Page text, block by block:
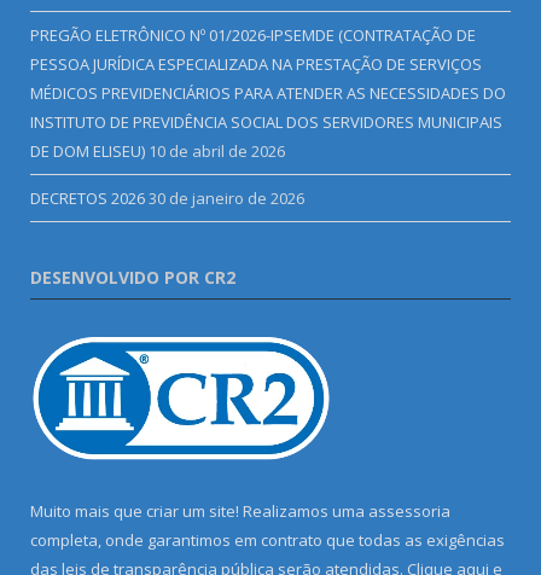
PREGÃO ELETRÔNICO Nº 01/2026-IPSEMDE (CONTRATAÇÃO DE
PESSOA JURÍDICA ESPECIALIZADA NA PRESTAÇÃO DE SERVIÇOS
MÉDICOS PREVIDENCIÁRIOS PARA ATENDER AS NECESSIDADES DO
INSTITUTO DE PREVIDÊNCIA SOCIAL DOS SERVIDORES MUNICIPAIS
DE DOM ELISEU) 10 de abril de 2026
DECRETOS 202630 de janeiro de 2026
DESENVOLVIDO POR CR2
Muito mais que criar um site! Realizamos uma assessoria
completa, onde garantimos em contrato que todas as exigências
das leis de transparência pública serão atendidas. Clique aqui e